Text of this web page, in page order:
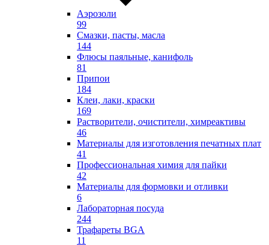
Аэрозоли
99
Смазки, пасты, масла
144
Флюсы паяльные, канифоль
81
Припои
184
Клеи, лаки, краски
169
Растворители, очистители, химреактивы
46
Материалы для изготовления печатных плат
41
Профессиональная химия для пайки
42
Материалы для формовки и отливки
6
Лабораторная посуда
244
Трафареты BGA
11